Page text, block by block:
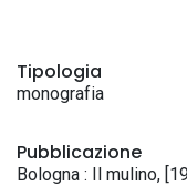
Tipologia
monografia
Pubblicazione
Bologna : Il mulino,